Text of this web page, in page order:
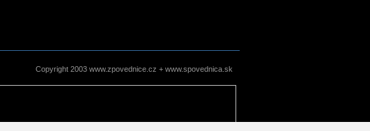
Copyright 2003 www.zpovednice.cz + www.spovednica.sk